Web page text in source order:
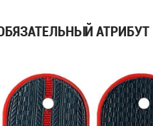
АТРИБУТ